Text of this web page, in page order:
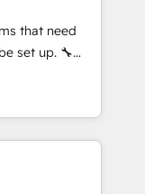
incredible
our website,
that need
up. 🔧
Highly
in weeks, not
optimization